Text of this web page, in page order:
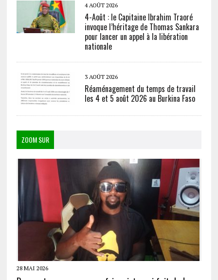
4 AOÛT 2026
4-Août : le Capitaine Ibrahim Traoré
invoque l’héritage de Thomas Sankara
pour lancer un appel à la libération
nationale
3 AOÛT 2026
Réaménagement du temps de travail
les 4 et 5 août 2026 au Burkina Faso
ZOOM SUR
28 MAI 2026